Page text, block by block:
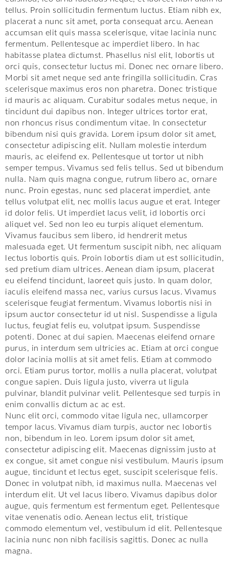
tellus. Proin sollicitudin fermentum luctus. Etiam nibh ex,
placerat a nunc sit amet, porta consequat arcu. Aenean
accumsan elit quis massa scelerisque, vitae lacinia nunc
fermentum. Pellentesque ac imperdiet libero. In hac
habitasse platea dictumst. Phasellus nisl elit, lobortis ut
orci quis, consectetur luctus mi. Donec nec ornare libero.
Morbi sit amet neque sed ante fringilla sollicitudin. Cras
scelerisque maximus eros non pharetra. Donec tristique
id mauris ac aliquam. Curabitur sodales metus neque, in
tincidunt dui dapibus non. Integer ultrices tortor erat,
non rhoncus risus condimentum vitae. In consectetur
bibendum nisi quis gravida. Lorem ipsum dolor sit amet,
consectetur adipiscing elit. Nullam molestie interdum
mauris, ac eleifend ex. Pellentesque ut tortor ut nibh
semper tempus. Vivamus sed felis tellus. Sed ut bibendum
nulla. Nam quis magna congue, rutrum libero ac, ornare
nunc. Proin egestas, nunc sed placerat imperdiet, ante
tellus volutpat elit, nec mollis lacus augue et erat. Integer
id dolor felis. Ut imperdiet lacus velit, id lobortis orci
aliquet vel. Sed non leo eu turpis aliquet elementum.
Vivamus faucibus sem libero, id hendrerit metus
malesuada eget. Ut fermentum suscipit nibh, nec aliquam
lectus lobortis quis. Proin lobortis diam ut est sollicitudin,
sed pretium diam ultrices. Aenean diam ipsum, placerat
eu eleifend tincidunt, laoreet quis justo. In quam dolor,
iaculis eleifend massa nec, varius cursus lacus. Vivamus
scelerisque feugiat fermentum. Vivamus lobortis nisi in
ipsum auctor consectetur id ut nisl. Suspendisse a ligula
luctus, feugiat felis eu, volutpat ipsum. Suspendisse
potenti. Donec at dui sapien. Maecenas eleifend ornare
purus, in interdum sem ultricies ac. Etiam at orci congue
dolor lacinia mollis at sit amet felis. Etiam at commodo
orci. Etiam purus tortor, mollis a nulla placerat, volutpat
congue sapien. Duis ligula justo, viverra ut ligula
pulvinar, blandit pulvinar velit. Pellentesque sed turpis in
enim convallis dictum ac ac est.
Nunc elit orci, commodo vitae ligula nec, ullamcorper
tempor lacus. Vivamus diam turpis, auctor nec lobortis
non, bibendum in leo. Lorem ipsum dolor sit amet,
consectetur adipiscing elit. Maecenas dignissim justo at
ex congue, sit amet congue nisi vestibulum. Mauris ipsum
augue, tincidunt et lectus eget, suscipit scelerisque felis.
Donec in volutpat nibh, id maximus nulla. Maecenas vel
interdum elit. Ut vel lacus libero. Vivamus dapibus dolor
augue, quis fermentum est fermentum eget. Pellentesque
vitae venenatis odio. Aenean lectus elit, tristique
commodo elementum vel, vestibulum id elit. Pellentesque
lacinia nunc non nibh facilisis sagittis. Donec ac nulla
magna.